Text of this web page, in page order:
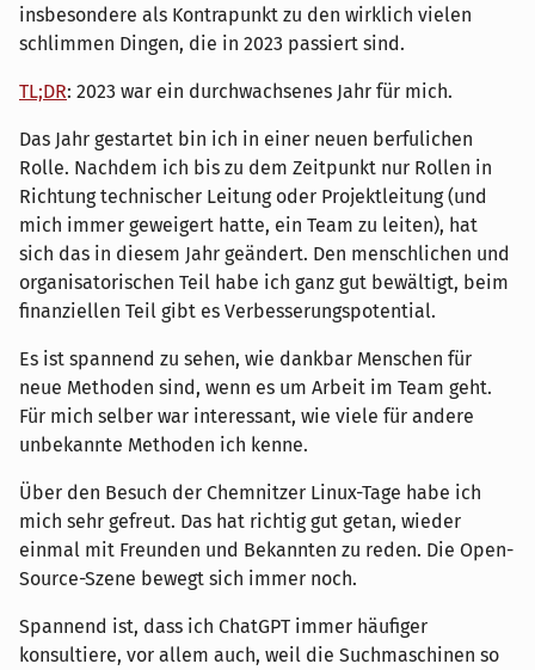
insbesondere als Kontrapunkt zu den wirklich vielen
schlimmen Dingen, die in 2023 passiert sind.
TL;DR: 2023 war ein durchwachsenes Jahr für mich.
Das Jahr gestartet bin ich in einer neuen berfulichen
Rolle. Nachdem ich bis zu dem Zeitpunkt nur Rollen in
Richtung technischer Leitung oder Projektleitung (und
mich immer geweigert hatte, ein Team zu leiten), hat
sich das in diesem Jahr geändert. Den menschlichen und
organisatorischen Teil habe ich ganz gut bewältigt, beim
finanziellen Teil gibt es Verbesserungspotential.
Es ist spannend zu sehen, wie dankbar Menschen für
neue Methoden sind, wenn es um Arbeit im Team geht.
Für mich selber war interessant, wie viele für andere
unbekannte Methoden ich kenne.
Über den Besuch der Chemnitzer Linux-Tage habe ich
mich sehr gefreut. Das hat richtig gut getan, wieder
einmal mit Freunden und Bekannten zu reden. Die Open-
Source-Szene bewegt sich immer noch.
Spannend ist, dass ich ChatGPT immer häufiger
konsultiere, vor allem auch, weil die Suchmaschinen so